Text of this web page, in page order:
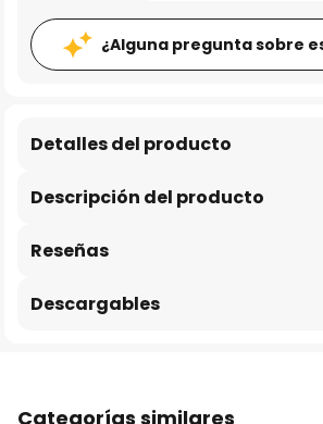
¿Alguna pregunta sobre
Descripción del producto
Detalles del producto
Reseñas
Descargables
Categorías similares